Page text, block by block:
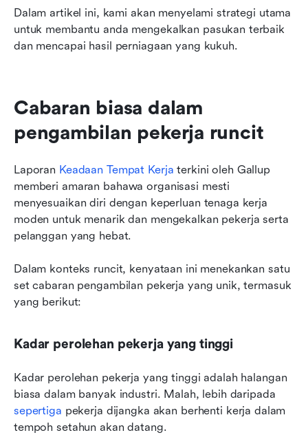
Dalam artikel ini, kami akan menyelami strategi utama
untuk membantu anda mengekalkan pasukan terbaik
dan mencapai hasil perniagaan yang kukuh.
Cabaran biasa dalam
pengambilan pekerja runcit
Laporan Keadaan Tempat Kerja terkini oleh Gallup
memberi amaran bahawa organisasi mesti
menyesuaikan diri dengan keperluan tenaga kerja
moden untuk menarik dan mengekalkan pekerja serta
pelanggan yang hebat.
Dalam konteks runcit, kenyataan ini menekankan satu
set cabaran pengambilan pekerja yang unik, termasuk
yang berikut:
Kadar perolehan pekerja yang tinggi
Kadar perolehan pekerja yang tinggi adalah halangan
sepertiga pekerja dijangka akan berhenti kerja dalam
tempoh setahun akan datang.